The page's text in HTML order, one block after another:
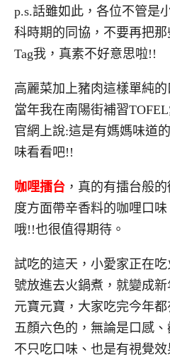
p.s.話雖如此，各位不管是
科時期的同協，不要再把
Tag我，真素不好意思啦!!
高麗菜加上豬肉這樣單純
當年我在南陽街補習
官網上說:這是有媽媽味道
味看看吧!!
咖哩擂台 ，真的有擂台般
度方面帶辛香料的咖哩口
哦!!也很值得期待。
試吃的這天，小愛家正在
號放進去火鍋煮，就變成
元寶元寶，大家吃完今年
五顏六色的，無論是口感
不只吃口味、也是有視覺